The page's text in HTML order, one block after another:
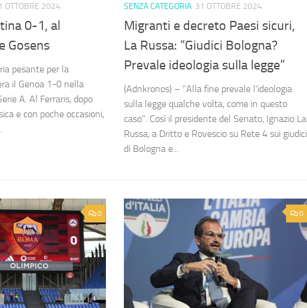
OTTOBRE 2024
0-1, al
Gosens
pesante per la
il Genoa 1-0 nella
A. Al Ferraris, dopo
e con poche occasioni,
SENZA CATEGORIA 31 OTTOBRE 2024
Migranti e decreto Paesi sicuri,
La Russa: “Giudici Bologna?
Prevale ideologia sulla legge”
(Adnkronos) – "Alla fine prevale l'ideologia
sulla legge qualche volta, come in questo
caso". Così il presidente del Senato, Ignazio La
Russa, a Dritto e Rovescio su Rete 4 sui giudici
di Bologna e...
0 0